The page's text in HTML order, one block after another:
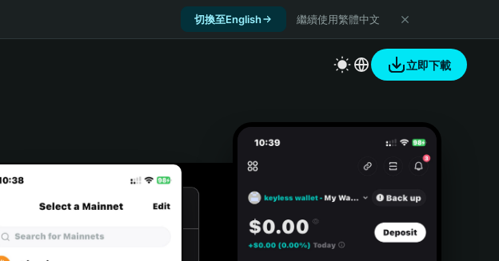
切換至English 繼續使用繁體中文
立即下載